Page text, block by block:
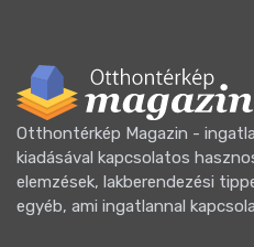
Otthontérkép Magazin -
kiadásával kapcsolatos
elemzések, lakberendezési
egyéb, ami ingatlannal